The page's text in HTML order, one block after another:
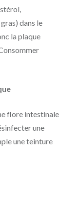
dans le
la plaque
flore intestinale
une
une teinture